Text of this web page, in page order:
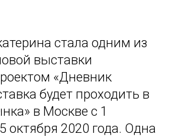
стала одним из
выставки
«Дневник
будет проходить в
в Москве с 1
октября 2020 года. Одна